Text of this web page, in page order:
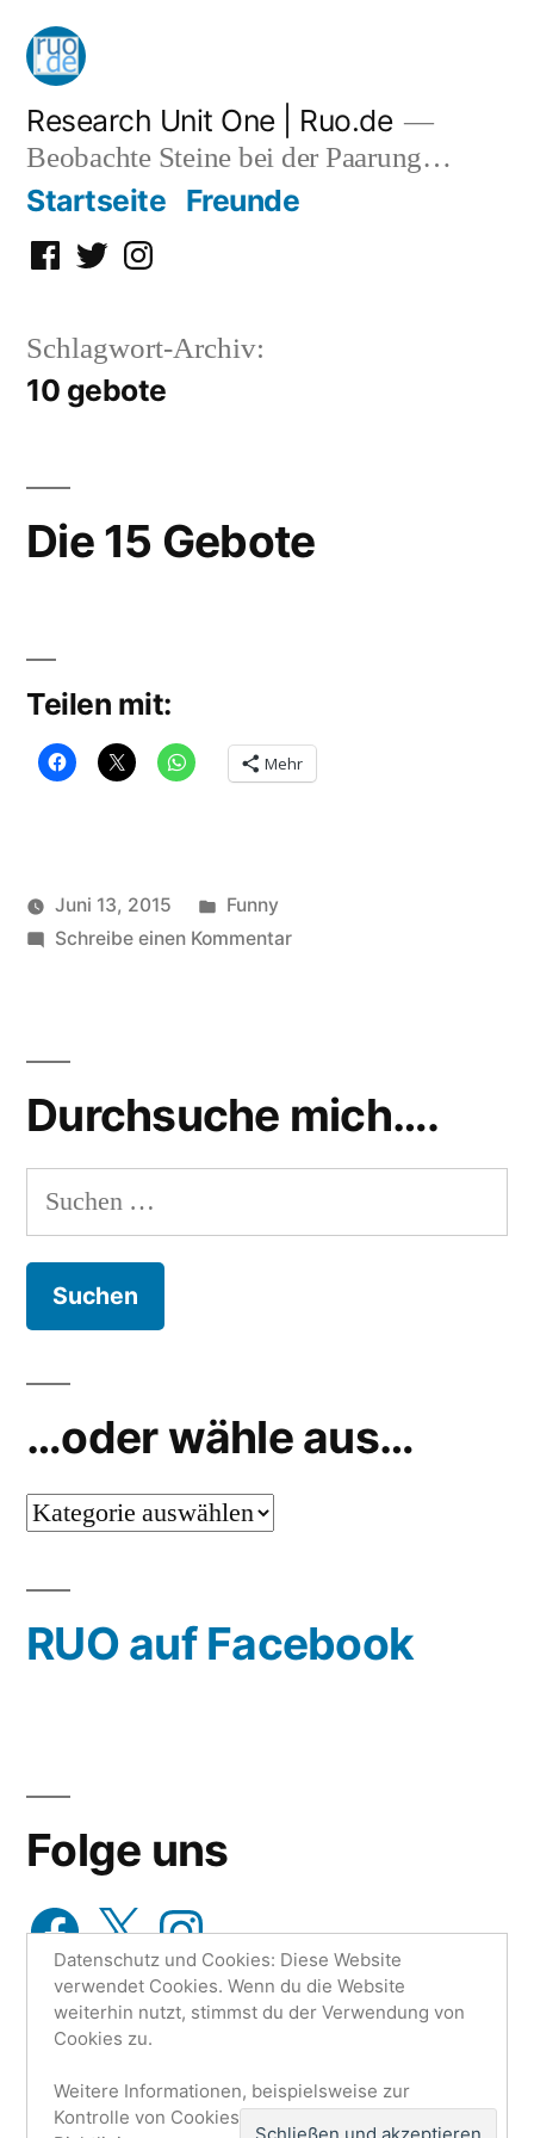
Zum
Inhalt
springen
Research Unit One | Ruo.de
Beobachte Steine bei der Paarung…
Startseite Freunde
Facebook
TwitterInstagram
Schlagwort-Archiv:
10 gebote
Die 15 Gebote
Teilen mit:
Mehr
Veröffentlicht
soundbites
Juni 13, 2015
Veröffentlicht
in
Funny
Schreibe einen Kommentarzu
Durchsuche mich….
Suchen
nach:
…oder wähle aus…
…
aus…
RUO auf Facebook
Folge uns
Facebook
X Instagram
Research Unit One | Ruo.de,Mit Stolz präsentiert von
WordPress.
Datenschutzerklärung Impressum
Datenschutz und Cookies: Diese Website
verwendet Cookies. Wenn du die Website
weiterhin nutzt, stimmst du der Verwendung von
Cookies zu.
Weitere Informationen, beispielsweise zur
Kontrolle von Cookies, findest du hier: